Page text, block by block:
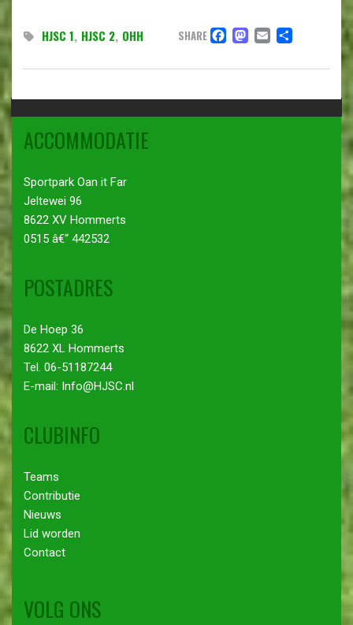
HJSC 1, HJSC 2, OHH SHARE FACEBOOK
EMAIL
ACCOMMODATIE
Sportpark Oan it Far
Jeltewei 96
8622 XV Hommerts
0515 â€“ 442532
POSTADRES
De Hoep 36
8622 XL Hommerts
Tel. 06-51187244
E-mail: Info@HJSC.nl
CLUBINFO
Teams
Contributie
Nieuws
Lid worden
Contact
VOLG ONS